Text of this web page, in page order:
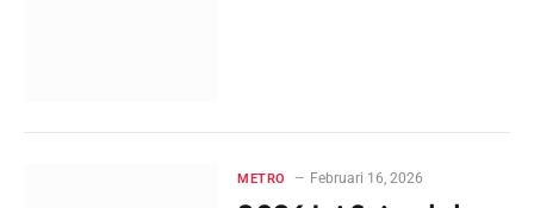
METRO Februari 16, 2026